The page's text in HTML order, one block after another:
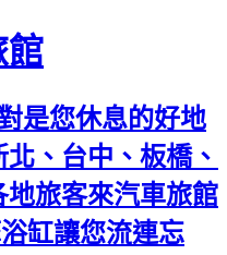
館
是您休息的好地
、台中、板橋、
旅客來汽車旅館
缸讓您流連忘